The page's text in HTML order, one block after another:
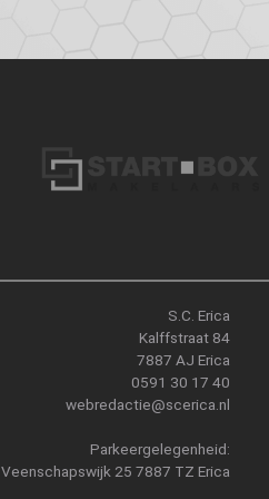
S.C. Erica
Kalffstraat 84
7887 AJ Erica
0591 30 17 40
webredactie@scerica.nl
Parkeergelegenheid:
Veenschapswijk 25 7887 TZ Erica